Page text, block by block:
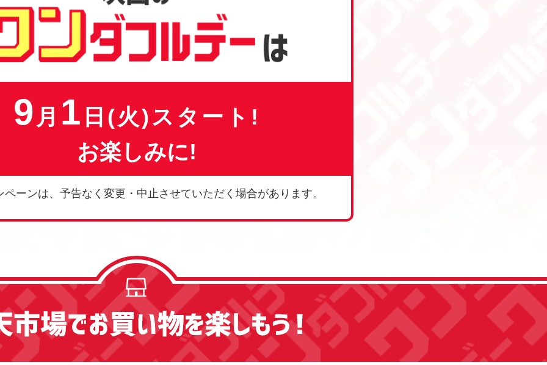
9 月 1 日(火)スタート!
お楽しみに!
ーンは、予告なく変更・中止させていただく場合があります。